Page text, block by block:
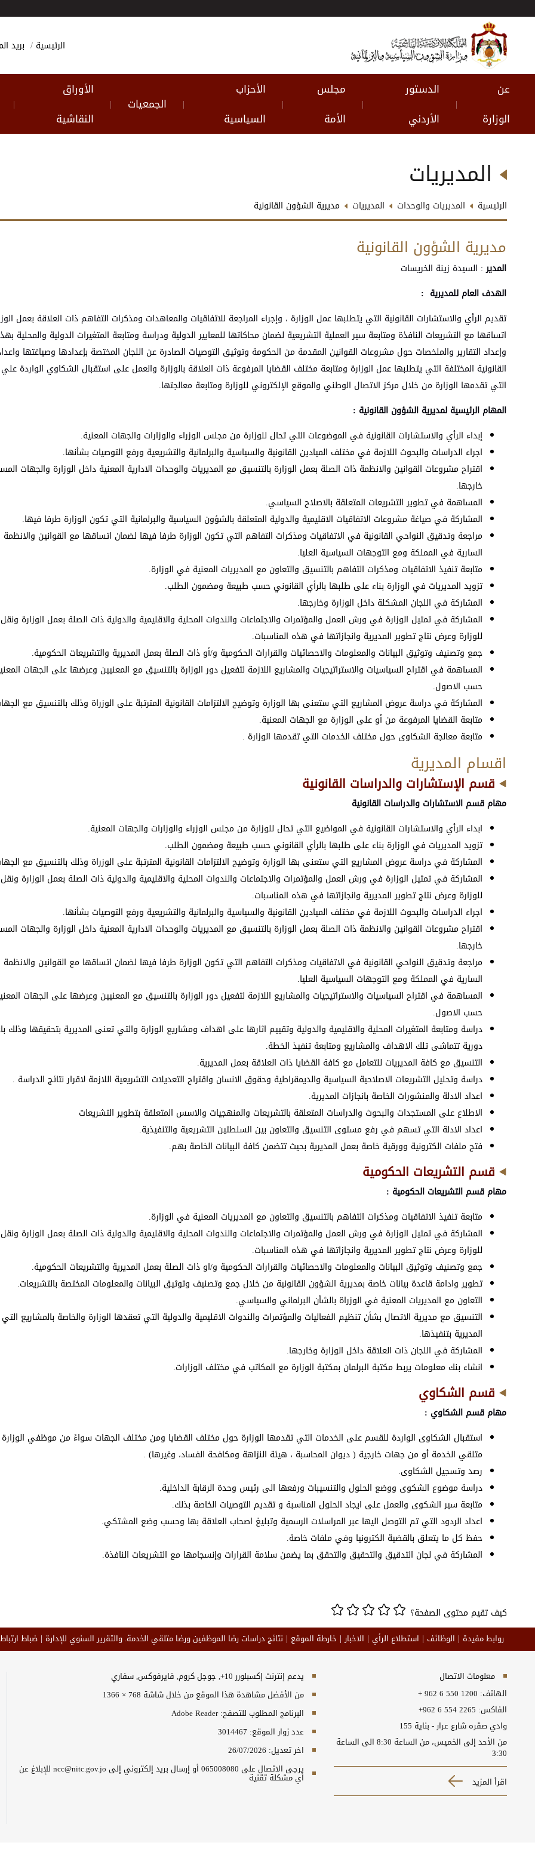
الرئيسية بريد
عن
الوزارة
|
الدستور
الأردني
|
مجلس
الأمة
|
الأحزاب
السياسية
| الجمعيات |
الأوراق
النقاشية
|
المديريات
الرئيسية المديريات والوحدات المديريات مديرية الشؤون القانونية
مديرية الشؤون القانونية
المدير: السيدة زينة الخريسات
الهدف العام للمديرية :
تقديم الرأي والاستشارات القانونية التي يتطلبها عمل الوزارة ، وإجراء المراجعة للاتفاقيات والمعاهدات ومذكرات التفاهم ذات العلاقة بعمل
اتساقها مع التشريعات النافذة ومتابعة سير العملية التشريعية لضمان محاكاتها للمعايير الدولية ودراسة ومتابعة المتغيرات الدولية والمحلية
وإعداد التقارير والملخصات حول مشروعات القوانين المقدمة من الحكومة وتوثيق التوصيات الصادرة عن اللجان المختصة بإعدادها وصياغتها
القانونية المختلفة التي يتطلبها عمل الوزارة ومتابعة مختلف القضايا المرفوعة ذات العلاقة بالوزارة والعمل على استقبال الشکاوي الواردة
التي تقدمها الوزارة من خلال مركز الاتصال الوطني والموقع الإلكتروني للوزارة ومتابعة معالجتها.
المهام الرئيسية لمديرية الشؤون القانونية :
إبداء الرأي والاستشارات القانونية في الموضوعات التي تحال للوزارة من مجلس الوزراء والوزارات والجهات المعنية.
اجراء الدراسات والبحوث اللازمة في مختلف الميادين القانونية والسياسية والبرلمانية والتشريعية ورفع التوصيات بشأنها.
اقتراح مشروعات القوانين والانظمة ذات الصلة بعمل الوزارة بالتنسيق مع المديريات والوحدات الادارية المعنية داخل الوزارة والجهات
خارجها.
المساهمة في تطوير التشريعات المتعلقة بالاصلاح السياسي.
المشاركة في صياغة مشروعات الاتفاقيات الاقليمية والدولية المتعلقة بالشؤون السياسية والبرلمانية التي تكون الوزارة طرفا فيها.
مراجعة وتدقيق النواحي القانونية في الاتفاقيات ومذكرات التفاهم التي تكون الوزارة طرفا فيها لضمان اتساقها مع القوانين والانظمة
السارية في المملكة ومع التوجهات السياسية العليا.
متابعة تنفيذ الاتفاقيات ومذكرات التفاهم بالتنسيق والتعاون مع المديريات المعنية في الوزارة.
تزويد المديريات في الوزارة بناء على طلبها بالرأي القانوني حسب طبيعة ومضمون الطلب.
المشاركة في اللجان المشكلة داخل الوزارة وخارجها.
المشاركة في تمثيل الوزارة في ورش العمل والمؤتمرات والاجتماعات والندوات المحلية والاقليمية والدولية ذات الصلة بعمل الوزارة
للوزارة وعرض نتاج تطوير المديرية وانجازاتها في هذه المناسبات.
جمع وتصنيف وتوثيق البيانات والمعلومات والاحصائيات والقرارات الحكومية و/أو ذات الصلة بعمل المديرية والتشريعات الحكومية.
المساهمة في اقتراح السياسيات والاستراتيجيات والمشاريع اللازمة لتفعيل دور الوزارة بالتنسيق مع المعنيين وعرضها على الجهات
حسب الاصول.
المشاركة في دراسة عروض المشاريع التي ستعنى بها الوزارة وتوضيح الالتزامات القانونية المترتبة على الوزراة وذلك بالتنسيق مع
متابعة القضايا المرفوعة من أو على الوزارة مع الجهات المعنية.
متابعة معالجة الشكاوى حول مختلف الخدمات التي تقدمها الوزارة .
اقسام المديرية
قسم الإستشارات والدراسات القانونية
مهام قسم الاستشارات والدراسات القانونية
ابداء الرأي والاستشارات القانونية في المواضيع التي تحال للوزارة من مجلس الوزراء والوزارات والجهات المعنية.
تزويد المديريات في الوزارة بناء على طلبها بالرأي القانوني حسب طبيعة ومضمون الطلب.
المشاركة في دراسة عروض المشاريع التي ستعنى بها الوزارة وتوضيح الالتزامات القانونية المترتبة على الوزراة وذلك بالتنسيق مع
المشاركة في تمثيل الوزارة في ورش العمل والمؤتمرات والاجتماعات والندوات المحلية والاقليمية والدولية ذات الصلة بعمل الوزارة
للوزارة وعرض نتاج تطوير المديرية وانجازاتها في هذه المناسبات.
اجراء الدراسات والبحوث اللازمة في مختلف الميادين القانونية والسياسية والبرلمانية والتشريعية ورفع التوصيات بشأنها.
اقتراح مشروعات القوانين والانظمة ذات الصلة بعمل الوزارة بالتنسيق مع المديريات والوحدات الادارية المعنية داخل الوزارة والجهات
خارجها.
مراجعة وتدقيق النواحي القانونية في الاتفاقيات ومذكرات التفاهم التي تكون الوزارة طرفا فيها لضمان اتساقها مع القوانين والانظمة
السارية في المملكة ومع التوجهات السياسية العليا.
المساهمة في اقتراح السياسيات والاستراتيجيات والمشاريع اللازمة لتفعيل دور الوزارة بالتنسيق مع المعنيين وعرضها على الجهات
حسب الاصول.
دراسة ومتابعة المتغيرات المحلية والاقليمية والدولية وتقييم اثارها على اهداف ومشاريع الوزارة والتي تعنى المديرية بتحقيقها وذلك
دورية تتماشى تلك الاهداف والمشاريع ومتابعة تنفيذ الخطة.
التنسيق مع كافة المديريات للتعامل مع كافة القضايا ذات العلاقة بعمل المديرية.
دراسة وتحليل التشريعات الاصلاحية السياسية والديمقراطية وحقوق الانسان واقتراح التعديلات التشريعية اللازمة لاقرار نتائج الدراسة .
اعداد الادلة والمنشورات الخاصة بانجازات المديرية.
الاطلاع على المستجدات والبحوث والدراسات المتعلقة بالتشريعات والمنهجيات والاسس المتعلقة بتطوير التشريعات
اعداد الادلة التي تسهم في رفع مستوى التنسيق والتعاون بين السلطتين التشريعية والتنفيذية.
فتح ملفات الكترونية وورقية خاصة بعمل المديرية بحيث تتضمن كافة البيانات الخاصة بهم.
قسم التشريعات الحكومية
مهام قسم التشريعات الحكومية :
متابعة تنفيذ الاتفاقيات ومذكرات التفاهم بالتنسيق والتعاون مع المديريات المعنية في الوزارة.
المشاركة في تمثيل الوزارة في ورش العمل والمؤتمرات والاجتماعات والندوات المحلية والاقليمية والدولية ذات الصلة بعمل الوزارة
للوزارة وعرض نتاج تطوير المديرية وانجازاتها في هذه المناسبات.
جمع وتصنيف وتوثيق البيانات والمعلومات والاحصائيات والقرارات الحكومية و/او ذات الصلة بعمل المديرية والتشريعات الحكومية.
تطوير وادامة قاعدة بيانات خاصة بمديرية الشؤون القانونية من خلال جمع وتصنيف وتوثيق البيانات والمعلومات المختصة بالتشريعات.
التعاون مع المديريات المعنية في الوزراة بالشأن البرلماني والسياسي.
التنسيق مع مديرية الاتصال بشأن تنظيم الفعاليات والمؤتمرات والندوات الاقليمية والدولية التي تعقدها الوزارة والخاصة بالمشاريع
المديرية بتنفيذها.
المشاركة في اللجان ذات العلاقة داخل الوزارة وخارجها.
انشاء بنك معلومات يربط مكتبة البرلمان بمكتبة الوزارة مع المكاتب في مختلف الوزارات.
قسم الشكاوي
مهام قسم الشكاوي :
استقبال الشكاوى الواردة للقسم على الخدمات التي تقدمها الوزارة حول مختلف القضايا ومن مختلف الجهات سواءً من موظفي
متلقي الخدمة أو من جهات خارجية ( ديوان المحاسبة ، هيئة النزاهة ومكافحة الفساد، وغيرها) .
رصد وتسجيل الشكاوى.
دراسة موضوع الشكوى ووضع الحلول والتنسيبات ورفعها الى رئيس وحدة الرقابة الداخلية.
متابعة سير الشكوى والعمل على ايجاد الحلول المناسبة و تقديم التوصيات الخاصة بذلك.
اعداد الردود التي تم التوصل اليها عبر المراسلات الرسمية وتبليغ اصحاب العلاقة بها وحسب وضع المشتكي.
حفظ كل ما يتعلق بالقضية الكترونيا وفي ملفات خاصة.
المشاركة في لجان التدقيق والتحقيق والتحقق بما يضمن سلامة القرارات وإنسجامها مع التشريعات النافذة.
كيف تقيم محتوى الصفحة؟
روابط مفيدة الوظائف استطلاع الرأي الاخبار خارطة الموقع نتائج دراسات رضا الموظفين ورضا متلقي الخدمة. والتقرير السنوي للإدارة ضباط
معلومات الاتصال
الهاتف: + 962 6 550 1200
الفاكس: +962 6 554 2265
وادي صقره شارع عرار - بناية 155
من الأحد إلى الخميس، من الساعة 8:30 الى الساعة
3:30
اقرأ المزيد
يدعم إنترنت إكسبلورر 10+, جوجل كروم, فايرفوكس, سفاري
من الأفضل مشاهدة هذا الموقع من خلال شاشة 768 × 1366
البرنامج المطلوب للتصفح: Adobe Reader
عدد زوار الموقع: 3014467
اخر تعديل: 26/07/2026
يرجى الاتصال على 065008080 أو إرسال بريد إلكتروني إلى ncc@nitc.gov.jo للإبلاغ عن
أي مشكلة تقنية